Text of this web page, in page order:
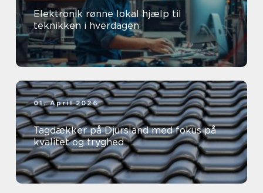
Elektronik rønne lokal hjælp til
teknikken i hverdagen
01. April 2026
Tagdækker på Djursland med fokus på
kvalitet og tryghed